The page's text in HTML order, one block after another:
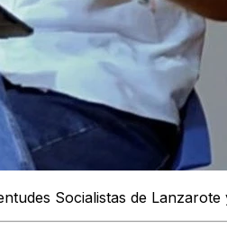
Socialistas de